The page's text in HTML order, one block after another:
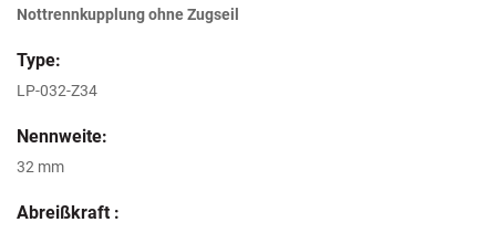
Nottrennkupplung ohne Zugseil
Type:
LP-032-Z34
Nennweite:
32 mm
Abreißkraft :